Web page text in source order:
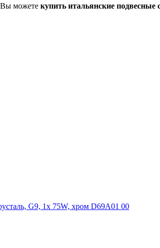
можете купить итальянские
G9, 1x 75W, хром D69A01 00